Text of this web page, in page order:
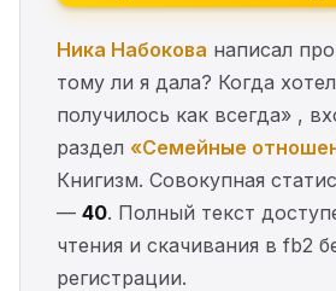
Ника Набокова написал
тому ли я дала? Когда
получилось как всегда» ,
раздел «Семейные
Книгизм. Совокупная
— 40. Полный текст
чтения и скачивания в fb2
регистрации.